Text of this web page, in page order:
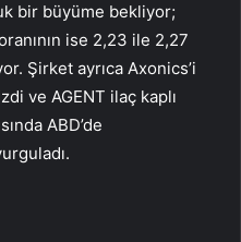
bir büyüme bekliyor;
ise 2,23 ile 2,27
Şirket ayrıca Axonics’i
ve AGENT ilaç kaplı
ABD’de